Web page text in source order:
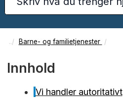
Barne- og familietjenester
Innhold
Vi handler autoritativt